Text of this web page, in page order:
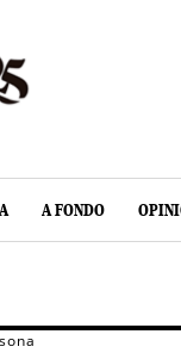
A FONDO